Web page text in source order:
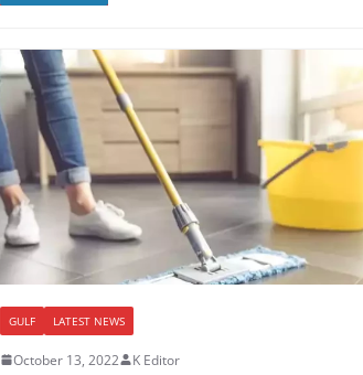
GULF LATEST NEWS
October 13, 2022 K Editor